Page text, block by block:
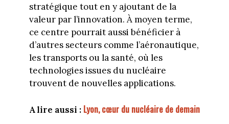
stratégique tout en y ajoutant de la
valeur par l’innovation. À moyen terme,
ce centre pourrait aussi bénéficier à
d’autres secteurs comme l’aéronautique,
les transports ou la santé, où les
technologies issues du nucléaire
trouvent de nouvelles applications.
A lire aussi : Lyon, cœur du nucléaire de demain